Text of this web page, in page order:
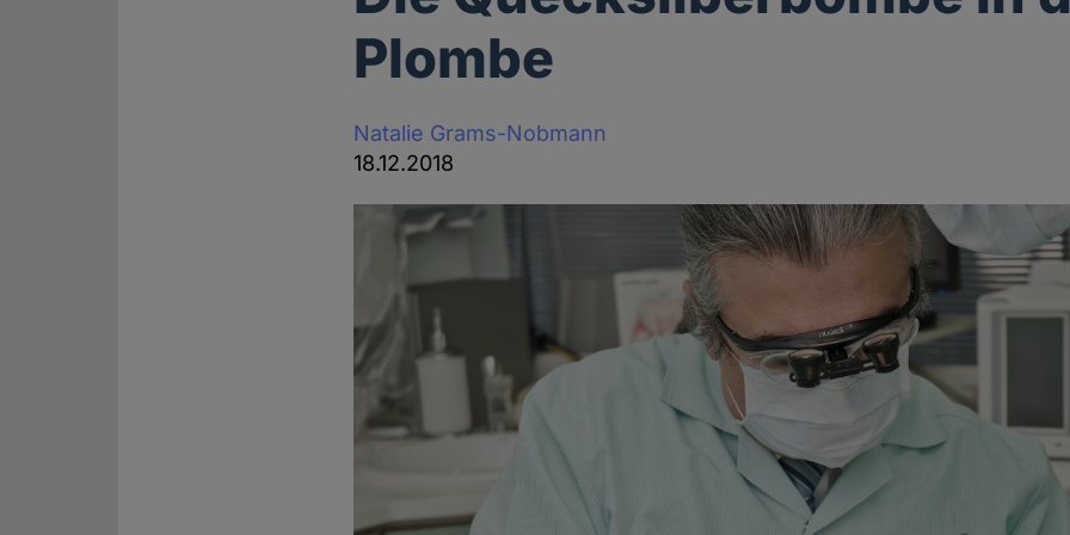
Plombe
Natalie Grams-Nobmann
18.12.2018